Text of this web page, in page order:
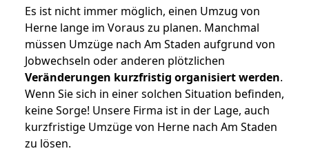
Es ist nicht immer möglich, einen Umzug von
Herne lange im Voraus zu planen. Manchmal
müssen Umzüge nach Am Staden aufgrund von
Jobwechseln oder anderen plötzlichen
Veränderungen kurzfristig organisiert werden.
Wenn Sie sich in einer solchen Situation befinden,
keine Sorge! Unsere Firma ist in der Lage, auch
kurzfristige Umzüge von Herne nach Am Staden
zu lösen.